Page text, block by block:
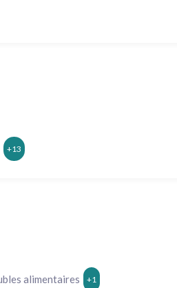
+13
alimentaires
+1